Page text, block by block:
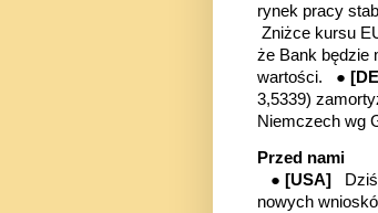
rynek pracy
Zniżce kursu
że Bank będzie
wartości. ●
3,5339)
Niemczech wg
Przed nami
● [USA]
nowych